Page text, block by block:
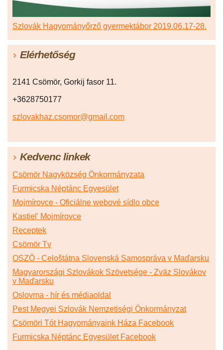
Szlovák Hagyományőrző gyermektábor 2019.06.17-28.
Elérhetőség
2141 Csömör, Gorkij fasor 11.
+3628750177
szlovakhaz.csomor@gmail.com
Kedvenc linkek
Csömör Nagyközség Önkormányzata
Furmicska Néptánc Egyesület
Mojmírovce - Oficiálne webové sídlo obce
Kastiel' Mojmírovce
Receptek
Csömör Tv
OSZÖ - Celoštátna Slovenská Samospráva v Maďarsku
Magyarországi Szlovákok Szövetsége - Zväz Slovákov
v Maďarsku
Oslovma - hír és médiaoldal
Pest Megyei Szlovák Nemzetiségi Önkormányzat
Csömöri Tót Hagyományaink Háza Facebook
Furmicska Néptánc Egyesület Facebook